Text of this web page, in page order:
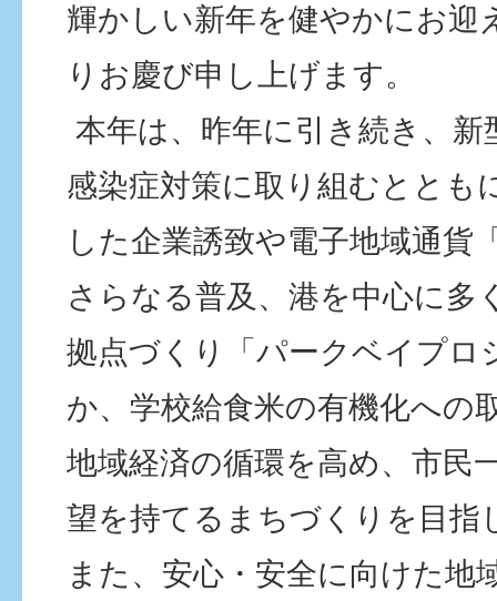
輝かしい新年を健やかにお迎
りお慶び申し上げます。
本年は、昨年に引き続き、
感染症対策に取り組むととも
した企業誘致や電子地域通貨
さらなる普及、港を中心に多
拠点づくり「パークベイプロ
か、学校給食米の有機化への
地域経済の循環を高め、市民
望を持てるまちづくりを目指
また、安心・安全に向けた地